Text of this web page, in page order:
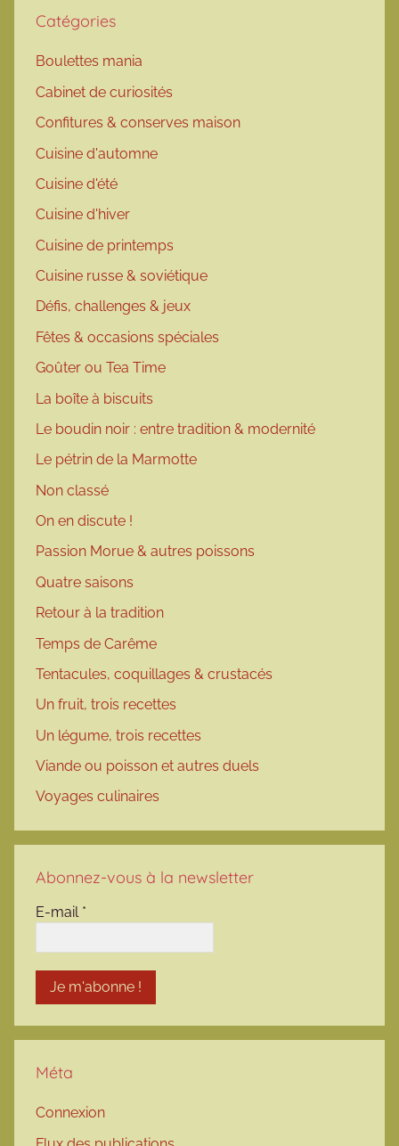
Catégories
Boulettes mania
Cabinet de curiosités
Confitures & conserves maison
Cuisine d'automne
Cuisine d'été
Cuisine d'hiver
Cuisine de printemps
Cuisine russe & soviétique
Défis, challenges & jeux
Fêtes & occasions spéciales
Goûter ou Tea Time
La boîte à biscuits
Le boudin noir : entre tradition & modernité
Le pétrin de la Marmotte
Non classé
On en discute !
Passion Morue & autres poissons
Quatre saisons
Retour à la tradition
Temps de Carême
Tentacules, coquillages & crustacés
Un fruit, trois recettes
Un légume, trois recettes
Viande ou poisson et autres duels
Voyages culinaires
Abonnez-vous à la newsletter
E-mail *
Méta
Connexion